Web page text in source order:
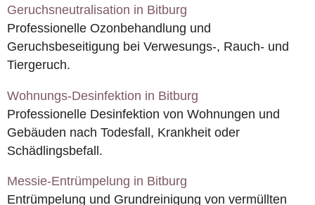
Geruchsneutralisation in Bitburg
Professionelle Ozonbehandlung und
Geruchsbeseitigung bei Verwesungs-, Rauch- und
Tiergeruch.
Wohnungs-Desinfektion in Bitburg
Professionelle Desinfektion von Wohnungen und
Gebäuden nach Todesfall, Krankheit oder
Schädlingsbefall.
Messie-Entrümpelung in Bitburg
Entrümpelung und Grundreinigung von vermüllten